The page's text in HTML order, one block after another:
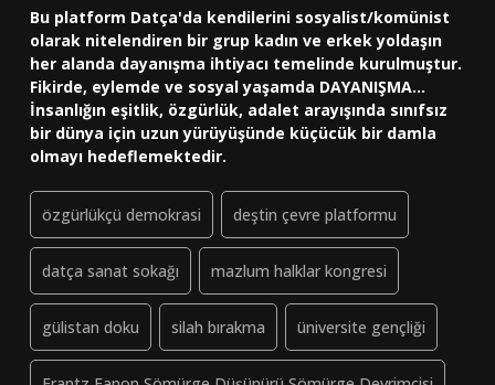
Bu platform Datça'da kendilerini sosyalist/komünist
olarak nitelendiren bir grup kadın ve erkek yoldaşın
her alanda dayanışma ihtiyacı temelinde kurulmuştur.
Fikirde, eylemde ve sosyal yaşamda DAYANIŞMA...
İnsanlığın eşitlik, özgürlük, adalet arayışında sınıfsız
bir dünya için uzun yürüyüşünde küçücük bir damla
olmayı hedeflemektedir.
özgürlükçü demokrasi deştin çevre platformu
datça sanat sokağı mazlum halklar kongresi
gülistan doku silah bırakma üniversite gençliği